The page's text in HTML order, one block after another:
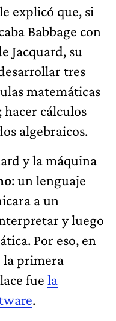
explicó que, si
Babbage con
Jacquard, su
tres
matemáticas
hacer cálculos
algebraicos.
y la máquina
: un lenguaje
a un
y luego
Por eso, en
la primera
fue la
.